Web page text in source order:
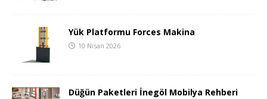
Yük Platformu Forces Makina
10 Nisan 2026
Düğün Paketleri İnegöl Mobilya Rehberi